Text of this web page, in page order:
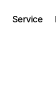
Service